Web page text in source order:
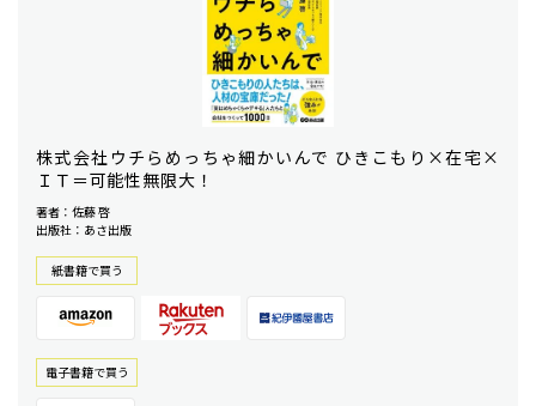
株式会社ウチらめっちゃ細かいんで ひきこもり×在宅×
ＩＴ＝可能性無限大！
著者：佐藤 啓
出版社：あさ出版
紙書籍で買う
電⼦書籍で買う